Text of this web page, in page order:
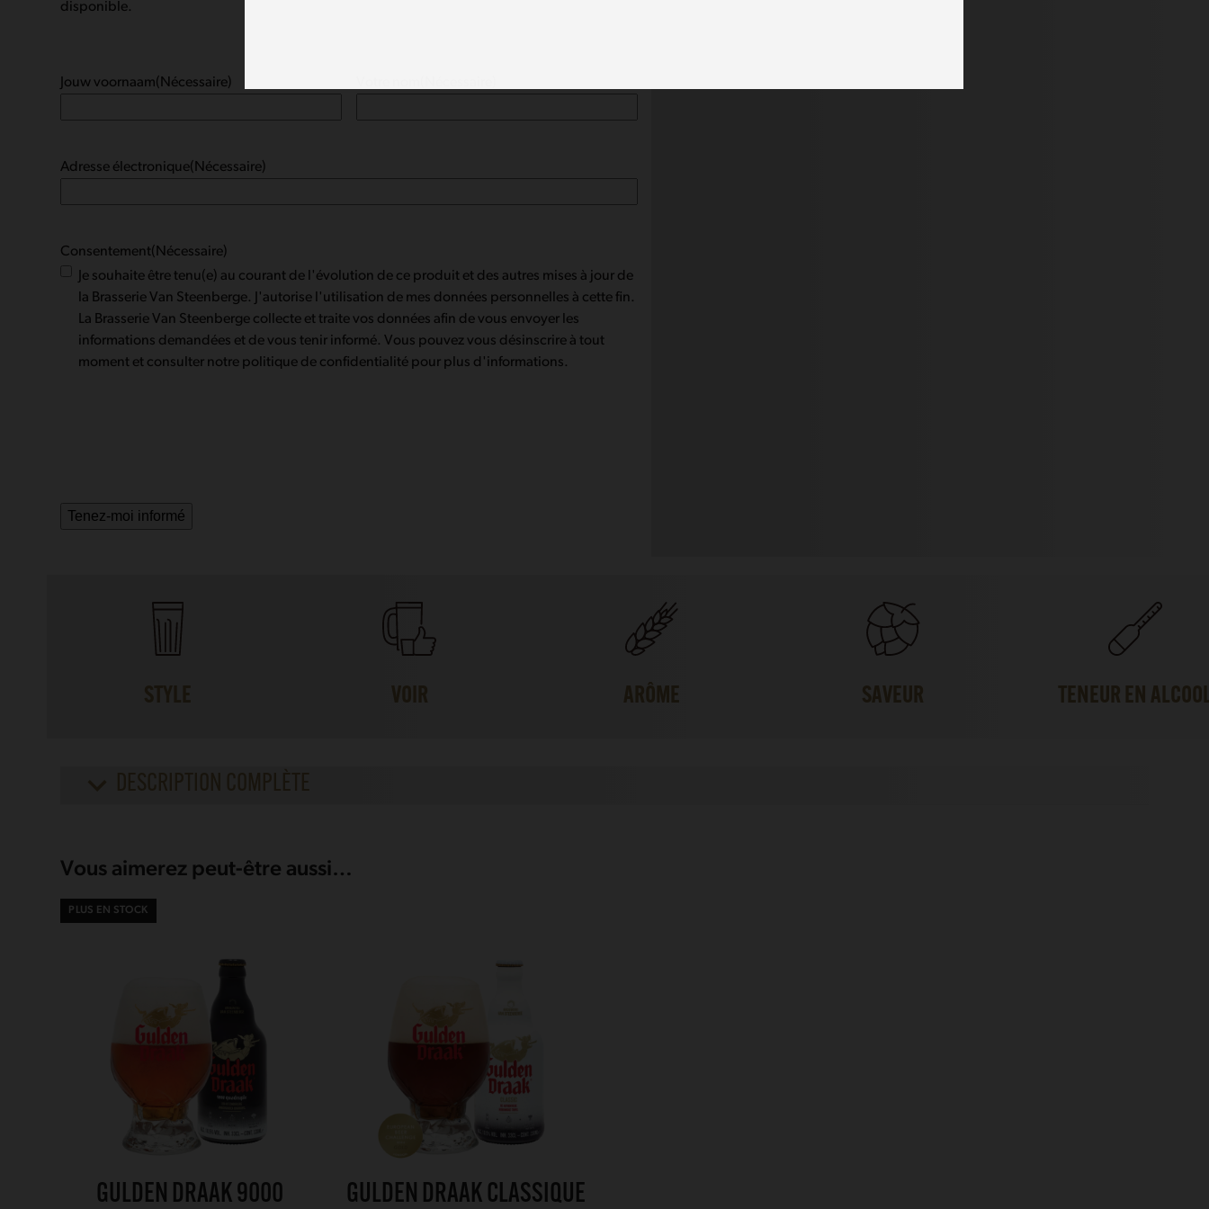
disponible.
Jouw voornaam(Nécessaire)
Adresse électronique(Nécessaire)
Consentement(Nécessaire)
Je souhaite être tenu(e) au courant de l'évolution de ce produit et des autres mises à jour de
la Brasserie Van Steenberge. J'autorise l'utilisation de mes données personnelles à cette fin.
La Brasserie Van Steenberge collecte et traite vos données afin de vous envoyer les
informations demandées et de vous tenir informé. Vous pouvez vous désinscrire à tout
moment et consulter notre politique de confidentialité pour plus d'informations.
Tenez-moi informé
VOIR ARÔME SAVEUR TENEUR EN
Vous aimerez peut-être aussi…
PLUS EN STOCK
GULDEN DRAAK 9000
GULDEN DRAAK CLASSIQUE